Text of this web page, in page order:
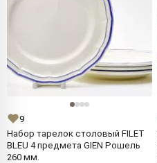
9
Набор тарелок столовый FILET
BLEU 4 предмета GIEN Рошель
260 мм.